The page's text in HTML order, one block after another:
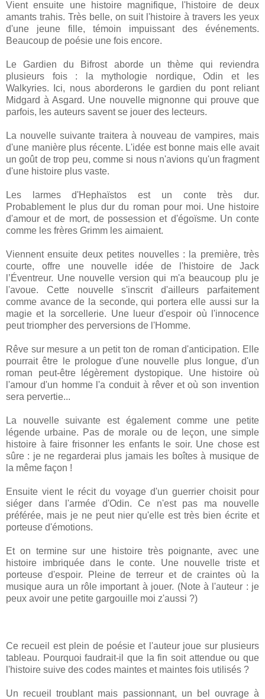
Vient ensuite une histoire magnifique, l'histoire de deux
amants trahis. Très belle, on suit l'histoire à travers les yeux
d'une jeune fille, témoin impuissant des événements.
Beaucoup de poésie une fois encore.
Le Gardien du Bifrost aborde un thème qui reviendra
plusieurs fois : la mythologie nordique, Odin et les
Walkyries. Ici, nous aborderons le gardien du pont reliant
Midgard à Asgard. Une nouvelle mignonne qui prouve que
parfois, les auteurs savent se jouer des lecteurs.
La nouvelle suivante traitera à nouveau de vampires, mais
d'une manière plus récente. L'idée est bonne mais elle avait
un goût de trop peu, comme si nous n'avions qu'un fragment
d'une histoire plus vaste.
Les larmes d'Hephaïstos est un conte très dur.
Probablement le plus dur du roman pour moi. Une histoire
d'amour et de mort, de possession et d'égoïsme. Un conte
comme les frères Grimm les aimaient.
Viennent ensuite deux petites nouvelles : la première, très
courte, offre une nouvelle idée de l'histoire de Jack
l’Éventreur. Une nouvelle version qui m'a beaucoup plu je
l'avoue. Cette nouvelle s'inscrit d'ailleurs parfaitement
comme avance de la seconde, qui portera elle aussi sur la
magie et la sorcellerie. Une lueur d'espoir où l'innocence
peut triompher des perversions de l'Homme.
Rêve sur mesure a un petit ton de roman d'anticipation. Elle
pourrait être le prologue d'une nouvelle plus longue, d'un
roman peut-être légèrement dystopique. Une histoire où
l'amour d'un homme l'a conduit à rêver et où son invention
sera pervertie...
La nouvelle suivante est également comme une petite
légende urbaine. Pas de morale ou de leçon, une simple
histoire à faire frisonner les enfants le soir. Une chose est
sûre : je ne regarderai plus jamais les boîtes à musique de
la même façon !
Ensuite vient le récit du voyage d'un guerrier choisit pour
siéger dans l'armée d'Odin. Ce n'est pas ma nouvelle
préférée, mais je ne peut nier qu'elle est très bien écrite et
porteuse d'émotions.
Et on termine sur une histoire très poignante, avec une
histoire imbriquée dans le conte. Une nouvelle triste et
porteuse d'espoir. Pleine de terreur et de craintes où la
musique aura un rôle important à jouer. (Note à l'auteur : je
peux avoir une petite gargouille moi z'aussi ?)
Ce recueil est plein de poésie et l'auteur joue sur plusieurs
tableau. Pourquoi faudrait-il que la fin soit attendue ou que
l'histoire suive des codes maintes et maintes fois utilisés ?
Un recueil troublant mais passionnant, un bel ouvrage à